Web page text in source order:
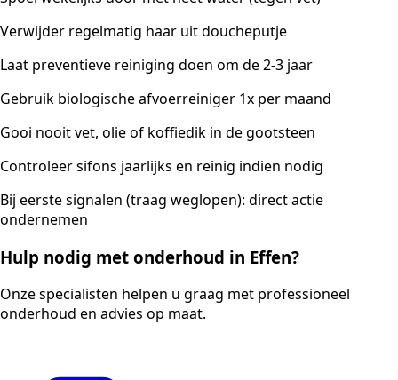
Verwijder regelmatig haar uit doucheputje
Laat preventieve reiniging doen om de 2-3 jaar
Gebruik biologische afvoerreiniger 1x per maand
Gooi nooit vet, olie of koffiedik in de gootsteen
Controleer sifons jaarlijks en reinig indien nodig
Bij eerste signalen (traag weglopen): direct actie
ondernemen
Hulp nodig met onderhoud in Effen?
Onze specialisten helpen u graag met professioneel
onderhoud en advies op maat.